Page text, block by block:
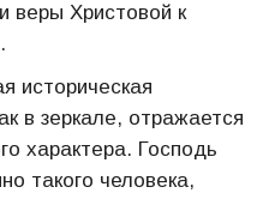
веры Христовой к
историческая
в зеркале, отражается
характера. Господь
такого человека,